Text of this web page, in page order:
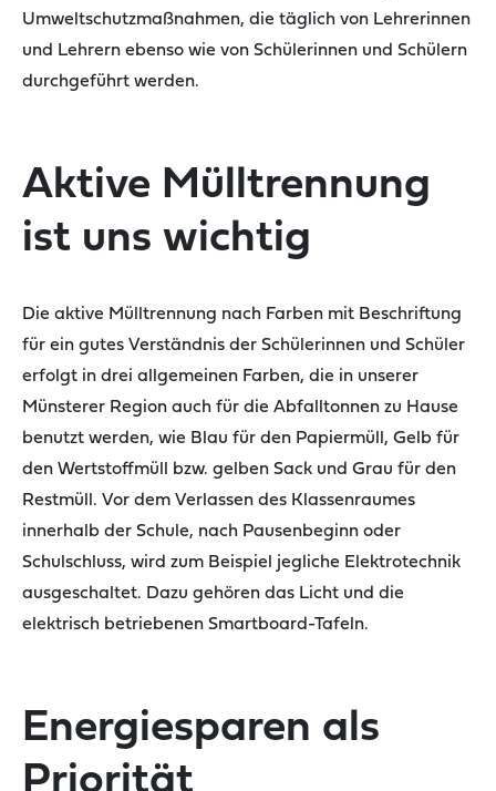
Umweltschutzmaßnahmen, die täglich von Lehrerinnen
und Lehrern ebenso wie von Schülerinnen und Schülern
durchgeführt werden.
Aktive Mülltrennung
ist uns wichtig
Die aktive Mülltrennung nach Farben mit Beschriftung
für ein gutes Verständnis der Schülerinnen und Schüler
erfolgt in drei allgemeinen Farben, die in unserer
Münsterer Region auch für die Abfalltonnen zu Hause
benutzt werden, wie B lau für den Papiermüll, Gelb für
den Wertstoffmüll bzw. gelben Sack und Grau für den
Restmüll. Vor dem Verlassen des Klassenraumes
innerhalb der Schule, nach Pausenbeginn oder
Schulschluss, wird zum Beispiel jegliche Elektrotechnik
ausgeschaltet. Dazu gehören das Licht und die
elektrisch betriebenen Smartboard-Tafeln.
Energiesparen als
Priorität